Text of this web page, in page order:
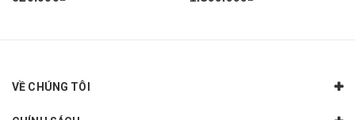
VỀ CHÚNG TÔI